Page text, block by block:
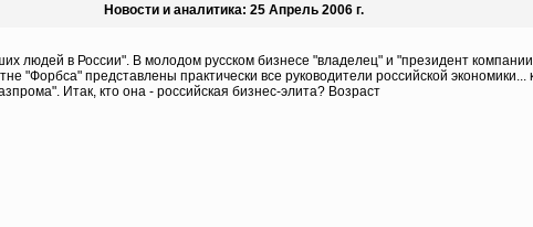
Новости и аналитика: 25 Апрель 2006 г.
людей в России". В молодом русском бизнесе "владелец" и "президент
"Форбса" представлены практически все руководители российской
Итак, кто она - российская бизнес-элита? Возраст